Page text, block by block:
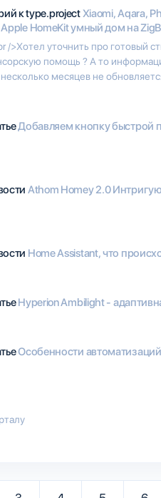
к type.projectXiaomi, Aqara,
HomeKit умный дом на
/>Хотел уточнить про готовый
помощь ? А то
месяцев не
Добавляем кнопку быстрой
Athom Homey 2.0
Home Assistant, что
Hyperion Ambilight -
Особенности